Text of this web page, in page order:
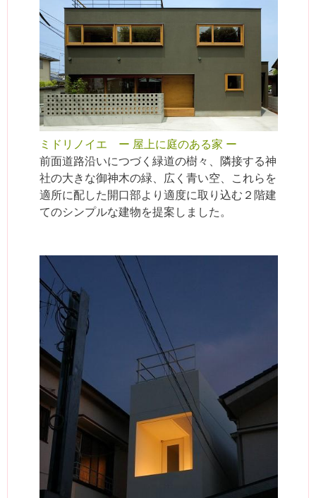
ミドリノイエ ー 屋上に庭のある家 ー
前面道路沿いにつづく緑道の樹々、隣接する神
社の大きな御神木の緑、広く青い空、これらを
適所に配した開口部より適度に取り込む２階建
てのシンプルな建物を提案しました。